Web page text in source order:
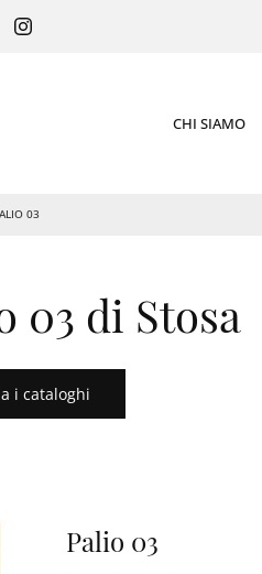
CHI SIAMO
03
03 di Stosa
i cataloghi
Palio 03